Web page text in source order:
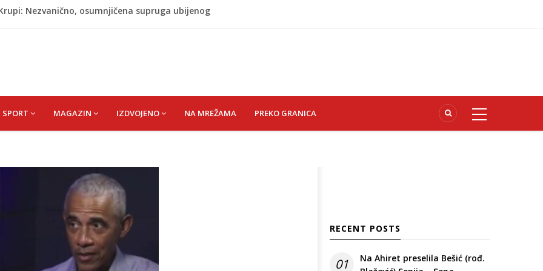
Senija – Sena
obilježavanja godišnjice: "Doživjela sam poniženje
sinu"
SPORT MAGAZIN IZDVOJENO NA MREŽAMA PREKO GRANICA
RECENT POSTS
01
Na Ahiret preselila Bešić (rođ.